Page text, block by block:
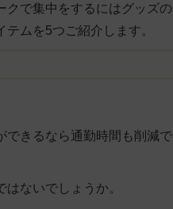
クで集中をするにはグッズの
ムを5つご紹介します。
できるなら通勤時間も削減で
ないでしょうか。